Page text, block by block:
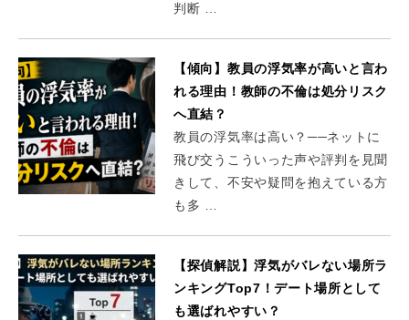
判断 …
【傾向】教員の浮気率が高いと言わ
れる理由！教師の不倫は処分リスク
へ直結？
教員の浮気率は高い？──ネットに
飛び交うこういった声や評判を見聞
きして、不安や疑問を抱えている方
も多 …
【探偵解説】浮気がバレない場所ラ
ンキングTop7！デート場所として
も選ばれやすい？